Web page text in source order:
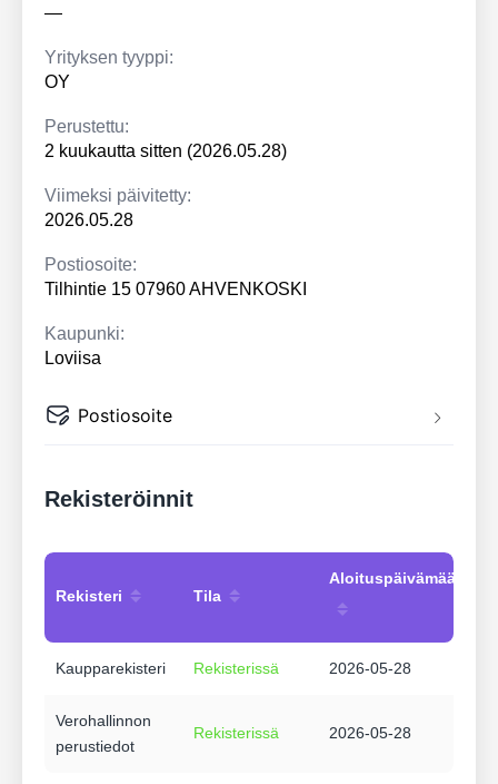
—
Yrityksen tyyppi:
OY
Perustettu:
2 kuukautta sitten (2026.05.28)
Viimeksi päivitetty:
2026.05.28
Postiosoite:
Tilhintie 15 07960 AHVENKOSKI
Kaupunki:
Loviisa
Postiosoite
Rekisteröinnit
Rekisteri Tila
Aloituspäivämäärä
Kaupparekisteri Rekisterissä 2026-05-28
Verohallinnon
perustiedot
Rekisterissä 2026-05-28